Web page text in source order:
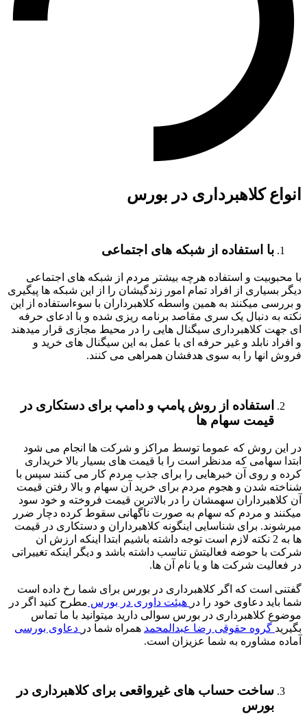
انواع کلاهبرداری در بورس
با استفاده از شبکه های اجتماعی
با محبوبیت و استفاده هرچه بیشتر مردم از شبکه های اجتماعی
دیگر بسیاری از افراد تمام امور زندگیشان را از این شبکه ها پیگیری
و بررسی میکنند به همین واسطه کلاهبرداران با سوءاستفاده از این
نکته به دنبال یک سری مقاصد برنامه ریزی شده و با ادعای حرفه
ای جهت کلاهبرداری سیگنال هایی را در محیط مجازی قرار میدهند
و افراد نابلد و غیر حرفه ای با عمل به این سیگنال های خرید و
فروش انها را به سوی هدفشان همراهی می کنند.
استفاده از روش پامپ و دامپ برای دستکاری در
قیمت سهام ها
در این روش که عموما توسط مراکز و شرکت ها انجام می شود
ابتدا سهامی که مدنظر است را با قیمت های بسیار بالا خریداری
کرده و روی آن خبرهایی را برای جذب مردم کار می کنند سپس با
شناخته شدن و هجوم مردم برای خرید آن سهام و بالا رفتن قیمت
آن کلاهبرداران سهمشان را در بالاتربن قیمت فروخته و خود سود
میکنند و مردم که سهام به صورت ناگهانی سقوط کرده دچار ضرر
میرشوند. برای شناسایی اینگونه کلاهبرداران و دستکاری در قیمت
ها به 2 نکته لازم است توجه داشته باشیم ابتدا اینکه ارزش ان
شرکت با حوضه فعالیتش تناسب داشته باشد و دیگر اینکه تغییراتی
در فعالیت شرکت ها و یا نام آن ها.
گفتنی است که اگر کلاهبرداری در بورس برای شما رخ داده است
شما باید دعاوی خود را در هیئت داوری در بورس مطرح کنید اگر در
موضوع کلاهبرداری در بورس سوالی دارید میتوانید با ما تماس
بگیرید گروه حقوقی رضا عبدالمحمد همراه شما در دعاوی بورسی
آماده مشاوره به شما عزیزان است.
ساخت حساب های غیرواقعی برای کلاهبرداری در
بورس